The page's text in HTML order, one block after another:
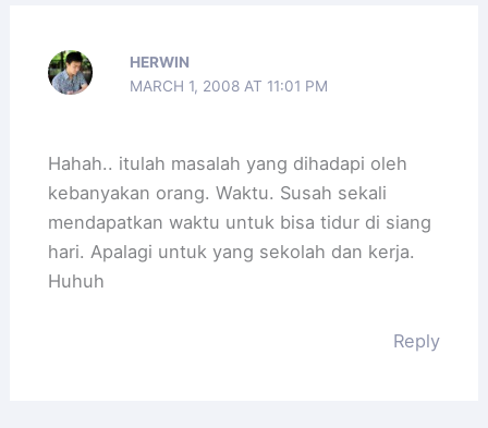
HERWIN
MARCH 1, 2008 AT 11:01 PM
Hahah.. itulah masalah yang dihadapi oleh
kebanyakan orang. Waktu. Susah sekali
mendapatkan waktu untuk bisa tidur di siang
hari. Apalagi untuk yang sekolah dan kerja.
Huhuh
Reply